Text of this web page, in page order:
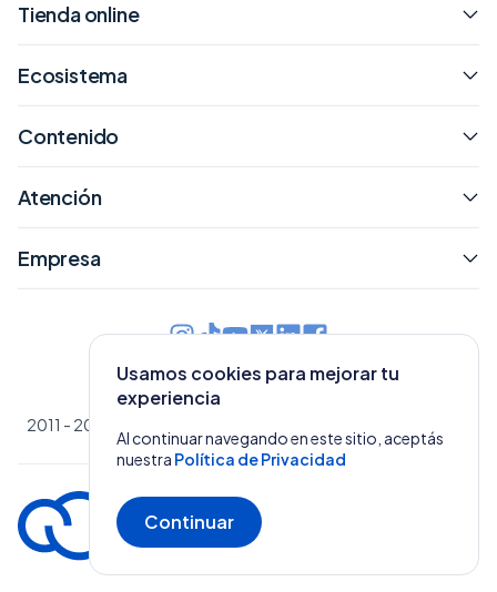
Usamos cookies para mejorar tu
experiencia
Al continuar navegando en este sitio, aceptás
nuestra Política de Privacidad
Continuar
Tienda online
Ecosistema
Contenido
Atención
Empresa
2011 - 2026 © Tiendanube
Argentina